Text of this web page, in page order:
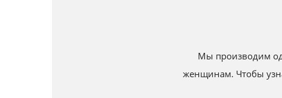
Мы производим
женщинам. Чтобы